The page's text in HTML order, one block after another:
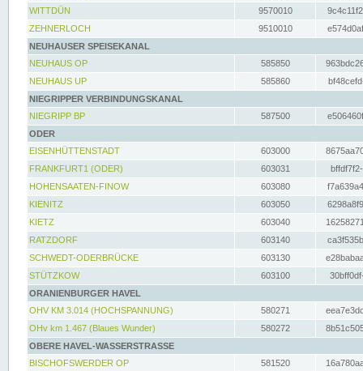
WITTDÜN
9570010
ZEHNERLOCH
9510010
NEUHAUSER SPEISEKANAL
NEUHAUS OP
585850
NEUHAUS UP
585860
NIEGRIPPER VERBINDUNGSKANAL
NIEGRIPP BP
587500
ODER
EISENHÜTTENSTADT
603000
FRANKFURT1 (ODER)
603031
HOHENSAATEN-FINOW
603080
KIENITZ
603050
KIETZ
603040
RATZDORF
603140
SCHWEDT-ODERBRÜCKE
603130
STÜTZKOW
603100
ORANIENBURGER HAVEL
OHV KM 3.014 (HOCHSPANNUNG)
580271
OHv km 1.467 (Blaues Wunder)
580272
OBERE HAVEL-WASSERSTRASSE
BISCHOFSWERDER OP
581520